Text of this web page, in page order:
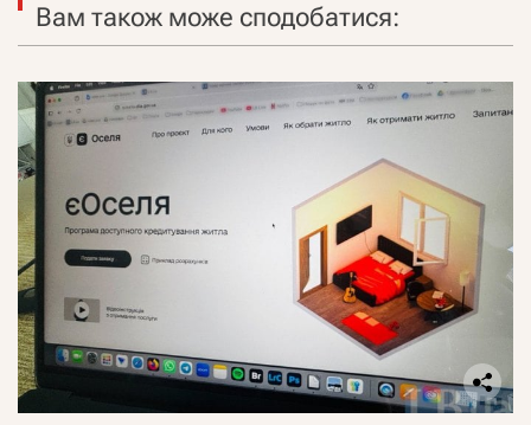
Вам також може сподобатися: